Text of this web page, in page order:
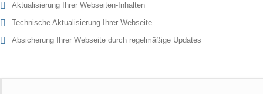
Aktualisierung Ihrer Webseiten-Inhalten
Technische Aktualisierung Ihrer Webseite
Absicherung Ihrer Webseite durch regelmäßige Updates